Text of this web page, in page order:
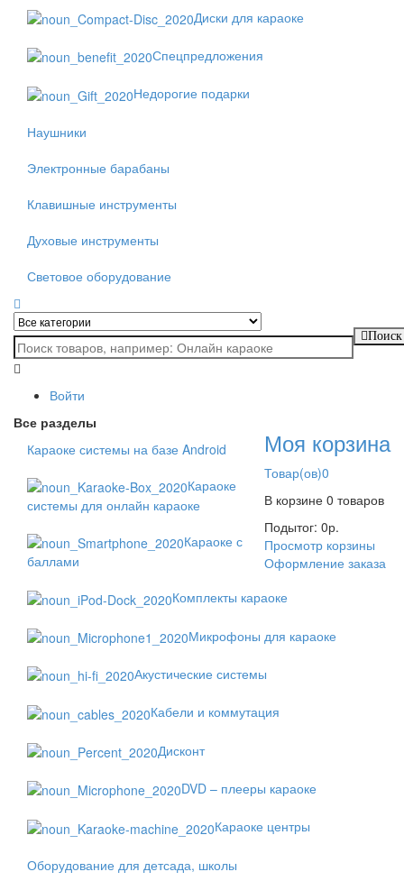
Диски для караоке
Спецпредложения
Недорогие подарки
Наушники
Электронные барабаны
Клавишные инструменты
Духовые инструменты
Световое оборудование
Поиск
Войти
Моя корзина
Товар(ов)0
В корзине 0 товаров
Подытог: 0р.
Просмотр корзины
Оформление заказа
Все разделы
Караоке системы на базе Android
Караоке
системы для онлайн караоке
Караоке с
баллами
Комплекты караоке
Микрофоны для караоке
Акустические системы
Кабели и коммутация
Дисконт
DVD – плееры караоке
Караоке центры
Оборудование для детсада, школы